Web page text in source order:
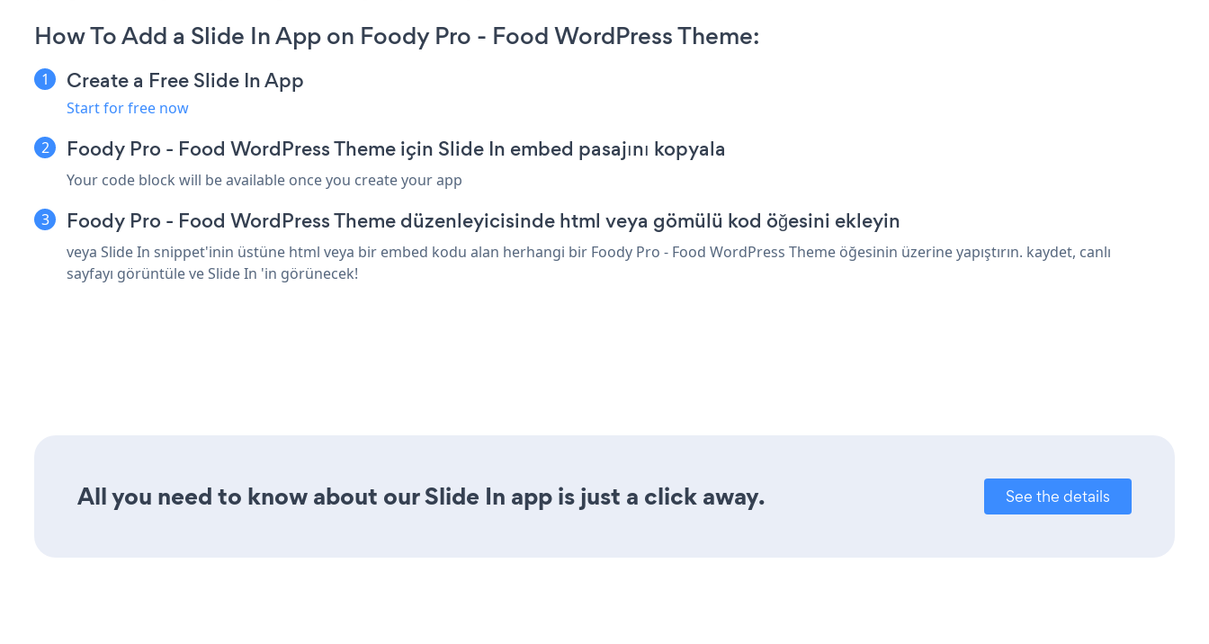
How To Add a Slide In App on Foody Pro - Food WordPress Theme:
Create a Free Slide In App
Start for free now
Foody Pro - Food WordPress Theme için Slide In embed pasajını kopyala
Your code block will be available once you create your app
Foody Pro - Food WordPress Theme düzenleyicisinde html veya gömülü kod öğesini ekleyin
veya Slide In snippet'inin üstüne html veya bir embed kodu alan herhangi bir Foody Pro - Food WordPress Theme öğesinin üzerine yapıştırın. kaydet, canlı
sayfayı görüntüle ve Slide In 'in görünecek!
All you need to know about our Slide In app is just a click away. See the details